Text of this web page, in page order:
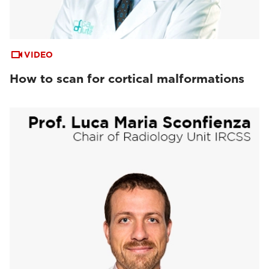
VIDEO
How to scan for cortical malformations